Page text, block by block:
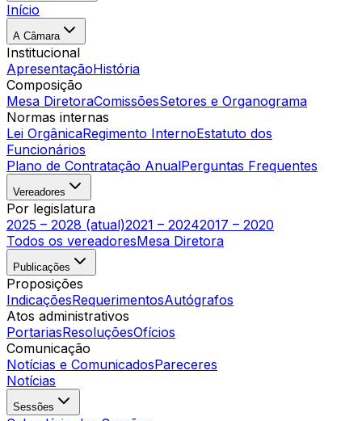
Início
A Câmara
Institucional
ApresentaçãoHistória
Composição
Mesa DiretoraComissõesSetores e Organograma
Normas internas
Lei OrgânicaRegimento InternoEstatuto dos
Funcionários
Plano de Contratação AnualPerguntas Frequentes
Vereadores
Por legislatura
2025 – 2028 (atual)2021 – 20242017 – 2020
Todos os vereadoresMesa Diretora
Publicações
Proposições
IndicaçõesRequerimentosAutógrafos
Atos administrativos
PortariasResoluçõesOfícios
Comunicação
Notícias e ComunicadosPareceres
Notícias
Sessões